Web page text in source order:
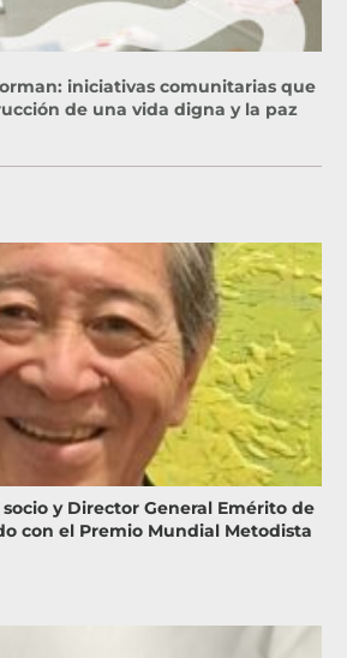
iniciativas comunitarias que
de una vida digna y la paz
y Director General Emérito de
con el Premio Mundial Metodista